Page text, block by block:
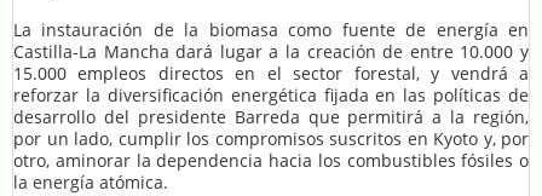
La instauración de la biomasa como fuente de energía en
Castilla-La Mancha dará lugar a la creación de entre 10.000 y
15.000 empleos directos en el sector forestal, y vendrá a
reforzar la diversificación energética fijada en las políticas de
desarrollo del presidente Barreda que permitirá a la región,
por un lado, cumplir los compromisos suscritos en Kyoto y, por
otro, aminorar la dependencia hacia los combustibles fósiles o
la energía atómica.